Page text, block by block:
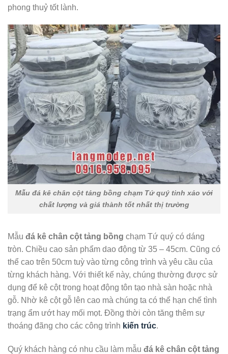
phong thuỷ tốt lành.
Mẫu đá kê chân cột tảng bồng chạm Tứ quý tinh xảo với
chất lượng và giá thành tốt nhất thị trường
Mẫu đá kê chân cột tảng bồng chạm Tứ quý có dáng
tròn. Chiều cao sản phẩm dao động từ 35 – 45cm. Cũng có
thể cao trên 50cm tuỳ vào từng công trình và yêu cầu của
từng khách hàng. Với thiết kế này, chúng thường được sử
dụng để kê cột trong hoạt động tôn tạo nhà sàn hoặc nhà
gỗ. Nhờ kê cột gỗ lên cao mà chúng ta có thể hạn chế tình
trạng ẩm ướt hay mối mọt. Đồng thời còn tăng thêm sự
thoáng đãng cho các công trình kiến trúc.
Quý khách hàng có nhu cầu làm mẫu đá kê chân cột tảng